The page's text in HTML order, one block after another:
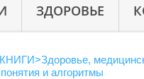
ЗДОРОВЬЕ
КНИГИ>Здоровье,
и алгоритмы